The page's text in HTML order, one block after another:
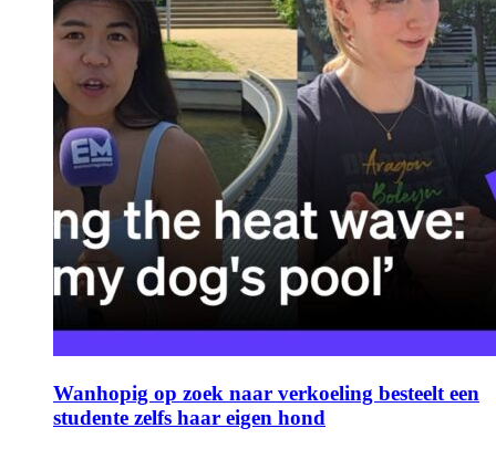
Wanhopig op zoek naar verkoeling besteelt een
studente zelfs haar eigen hond